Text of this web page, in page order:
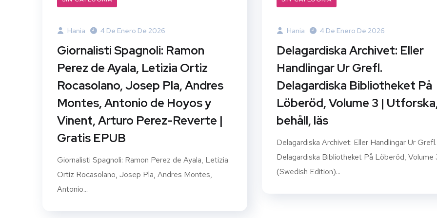
Hania 4 De Enero De 2026
Giornalisti Spagnoli: Ramon
Perez de Ayala, Letizia Ortiz
Rocasolano, Josep Pla, Andres
Montes, Antonio de Hoyos y
Vinent, Arturo Perez-Reverte |
Gratis EPUB
Giornalisti Spagnoli: Ramon Perez de Ayala, Letizia
Ortiz Rocasolano, Josep Pla, Andres Montes,
Antonio...
Hania 4 De Enero De 2026
Delagardiska Archivet: Eller
Handlingar Ur Grefl.
Delagardiska Bibliotheket På
Löberöd, Volume 3 |
behåll, läs
Delagardiska Archivet: Eller Handlingar Ur Grefl.
Delagardiska Bibliotheket På Löberöd, Volume
(Swedish Edition)...